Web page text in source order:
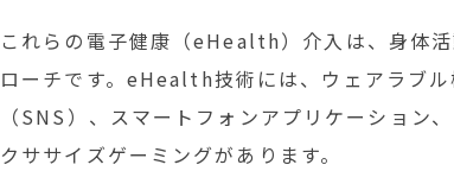
これらの電子健康（eHealth）介入は、身体
ローチです。eHealth技術には、ウェアラブ
（SNS）、スマートフォンアプリケーション
クササイズゲーミングがあります。